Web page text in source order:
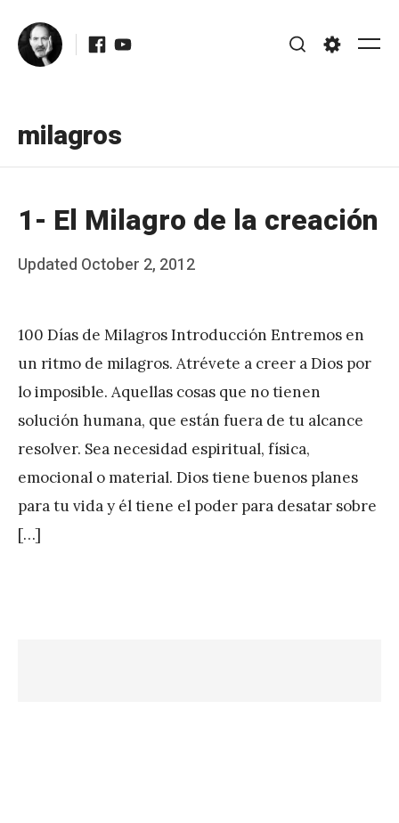
content
Facebook
Youtube
milagros
1- El Milagro de la creación
Posted
Updated October 2, 2012
b
J
A
P
é
r
z
100 Días de Milagros Introducción Entremos en
un ritmo de milagros. Atrévete a creer a Dios por
lo imposible. Aquellas cosas que no tienen
solución humana, que están fuera de tu alcance
resolver. Sea necesidad espiritual, física,
emocional o material. Dios tiene buenos planes
para tu vida y él tiene el poder para desatar sobre
[…]